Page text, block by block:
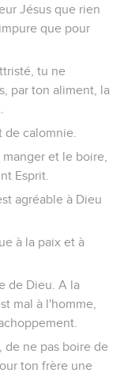
Jésus que rien
que pour
tu ne
par ton aliment, la
de calomnie.
et le boire,
Esprit.
agréable à Dieu
à la paix et à
de Dieu. A la
mal à l'homme,
de ne pas boire de
ton frère une